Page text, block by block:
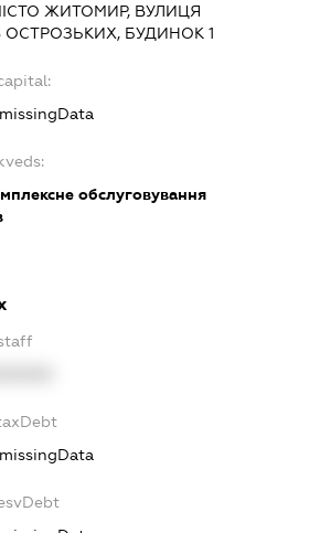
ЖИТОМИР, ВУЛИЦЯ
ОСТРОЗЬКИХ, БУДИНОК 1
обслуговування